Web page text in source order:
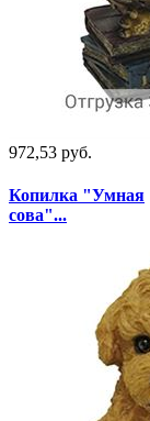
972,53 руб.
Копилка "Умная
сова"...